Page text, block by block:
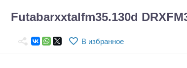
Автомодели
Игрушки
Futabarxxtalfm35.130d
В избранное